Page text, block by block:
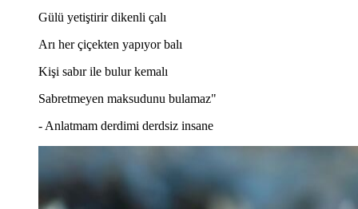
Gülü yetiştirir dikenli çalı
Arı her çiçekten yapıyor balı
Kişi sabır ile bulur kemalı
Sabretmeyen maksudunu bulamaz"
- Anlatmam derdimi derdsiz insane